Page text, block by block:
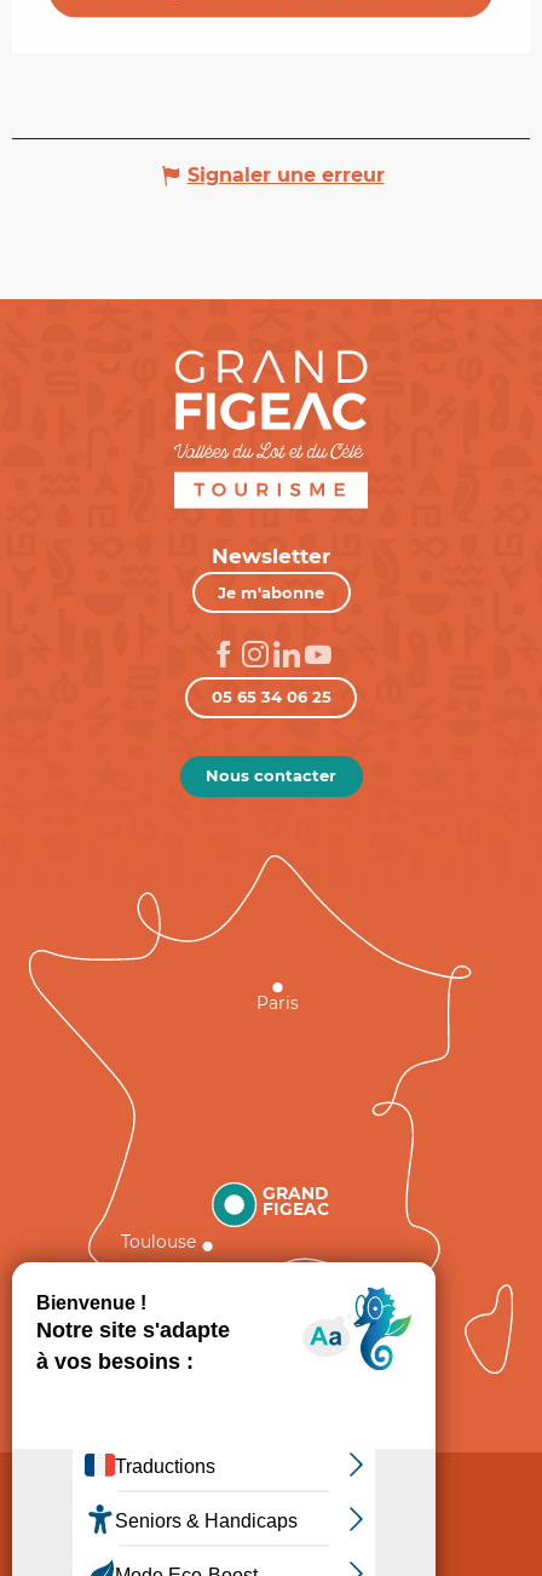
Signaler une erreur
Newsletter
Je m'abonne
05 65 34 06 25
Nous contacter
GRAND
FIGEAC
Toulouse
Paris
Politique de Protection des données
Consentement